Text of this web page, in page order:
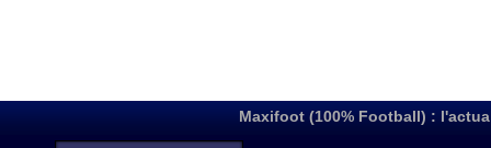
Maxifoot (100% Football) :